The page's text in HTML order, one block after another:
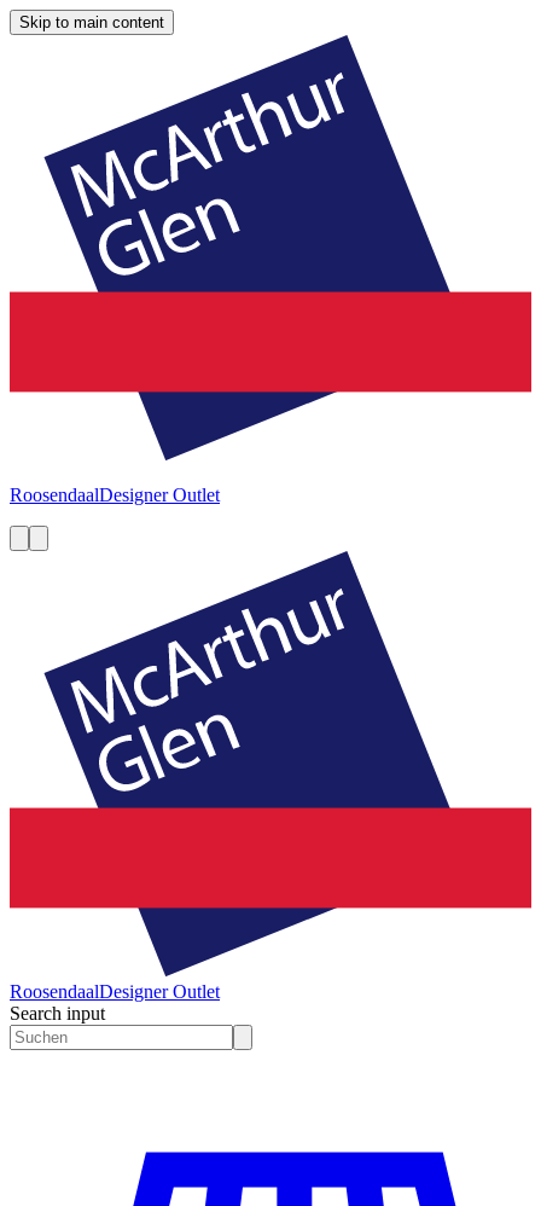
Skip to main content
RoosendaalDesigner Outlet
RoosendaalDesigner Outlet
Search input